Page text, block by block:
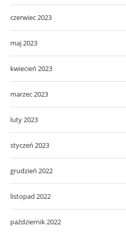
czerwiec 2023
maj 2023
kwiecień 2023
marzec 2023
luty 2023
styczeń 2023
grudzień 2022
listopad 2022
październik 2022